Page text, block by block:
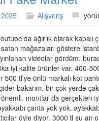
2025 Alışveriş
için
ağırlık olarak kapalı
mağazaları göstere
videolar gördüm.
iyi kalite ürünler var. 400-
500 tl’ye ünlü markalı kot
bakarım. bir çok yerde
montlar da gerçekten
çanta yok yok.
öyle diyor. 3000 tl şu an